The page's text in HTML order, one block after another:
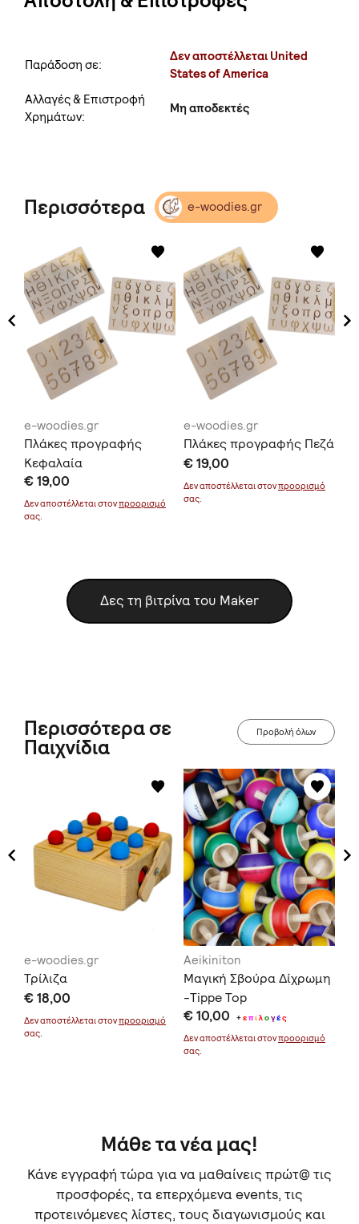
Παράδοση σε:
Δεν αποστέλλεται United
States of America
Αλλαγές & Επιστροφή
Χρημάτων:
Μη αποδεκτές
Περισσότερα e-woodies.gr
e-woodies.gr
Πλάκες προγραφής
Κεφαλαία
€ 19,00
Δεν αποστέλλεται στονπροορισμό
σας.
e-woodies.gr
Πλάκες προγραφής Πεζά
€ 19,00
Δεν αποστέλλεται στονπροορισμό
σας.
Δες τη βιτρίνα του Maker
Περισσότερα σε
Παιχνίδια
Προβολή όλων
e-woodies.gr
Τρίλιζα
€ 18,00
Δεν αποστέλλεται στονπροορισμό
σας.
Aeikiniton
Μαγική Σβούρα Δίχρωμη
-Tippe Top
€ 10,00 +επιλογές
Δεν αποστέλλεται στονπροορισμό
σας.
Μάθε τα νέα μας!
Κάνε εγγραφή τώρα για να μαθαίνεις πρώτ@ τις
προσφορές, τα επερχόμενα events, τις
προτεινόμενες λίστες, τους διαγωνισμούς και